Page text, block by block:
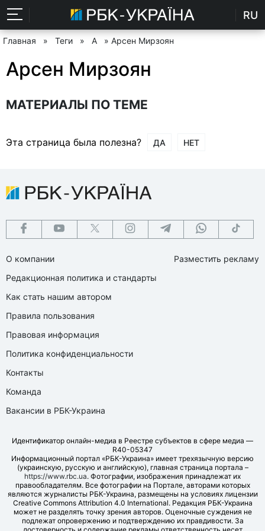
RU
Главная » Теги » А » Арсен Мирзоян
Арсен Мирзоян
МАТЕРИАЛЫ ПО ТЕМЕ
Эта страница была полезна? ДА НЕТ
О компании
Редакционная политика и стандарты
Как стать нашим автором
Правила пользования
Правовая информация
Политика конфиденциальности
Контакты
Команда
Вакансии в РБК-Украина
Разместить рекламу
Идентификатор онлайн-медиа в Реестре субъектов в сфере медиа —
R40-05347
Информационный портал «РБК-Украина» имеет трехязычную версию
(украинскую, русскую и английскую), главная страница портала –
https://www.rbc.ua. Фотографии, изображения принадлежат их
правообладателям. Все фотографии на Портале, авторами которых
являются журналисты РБК-Украина, размещены на условиях лицензии
Creative Commons Attribution 4.0 International. Редакция РБК-Украина
может не разделять точку зрения авторов. Оценочные суждения не
подлежат опровержению и подтверждению их правдивости. За